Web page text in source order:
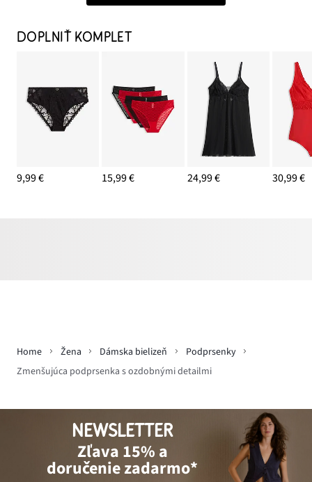
DOPLNIŤ KOMPLET
9,99 € 15,99 € 24,99 € 30,99 €
Home Žena Dámska bielizeň
Podprsenky
Zmenšujúca podprsenka s ozdobnými detailmi
NEWSLETTER
Zľava 15% a
doručenie zadarmo*